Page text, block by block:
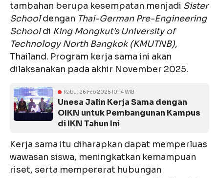
tambahan berupa kesempatan menjadi Sister
Schooldengan Thai-German Pre-Engineering
Schooldi King Mongkut’s University of
Technology North Bangkok (KMUTNB),
Thailand. Program kerja sama ini akan
dilaksanakan pada akhir November 2025.
Rabu, 26 Feb 2025 10:14 WIB
Unesa Jalin Kerja Sama dengan
OIKN untuk Pembangunan Kampus
di IKN Tahun Ini
Kerja sama itu diharapkan dapat memperluas
wawasan siswa, meningkatkan kemampuan
riset, serta mempererat hubungan